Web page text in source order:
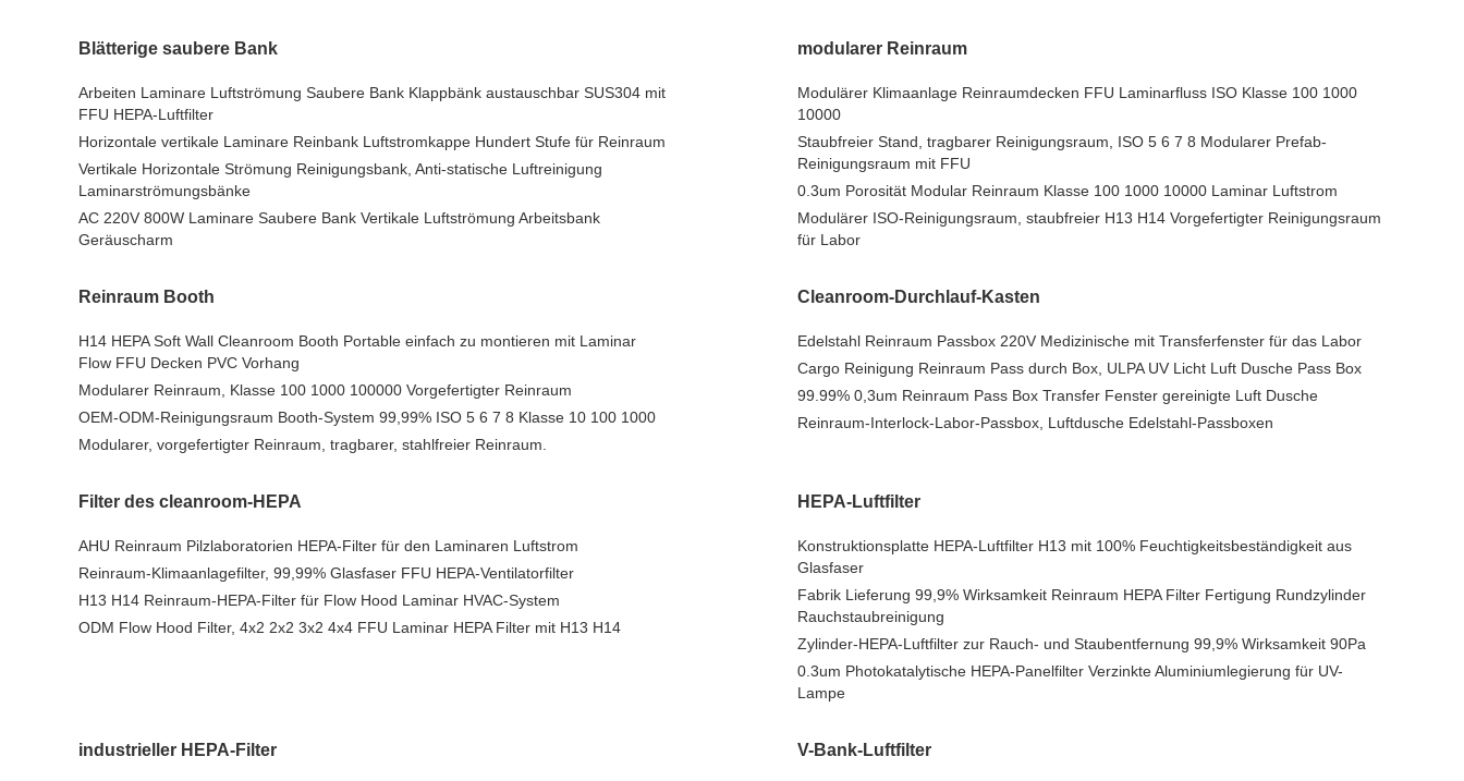
Blätterige saubere Bank
Arbeiten Laminare Luftströmung Saubere Bank Klappbänk austauschbar SUS304 mit
FFU HEPA-Luftfilter
Horizontale vertikale Laminare Reinbank Luftstromkappe Hundert Stufe für Reinraum
Vertikale Horizontale Strömung Reinigungsbank, Anti-statische Luftreinigung
Laminarströmungsbänke
AC 220V 800W Laminare Saubere Bank Vertikale Luftströmung Arbeitsbank
Geräuscharm
modularer Reinraum
Modulärer Klimaanlage Reinraumdecken FFU Laminarfluss ISO Klasse 100 1000
10000
Staubfreier Stand, tragbarer Reinigungsraum, ISO 5 6 7 8 Modularer Prefab-
Reinigungsraum mit FFU
0.3um Porosität Modular Reinraum Klasse 100 1000 10000 Laminar Luftstrom
Modulärer ISO-Reinigungsraum, staubfreier H13 H14 Vorgefertigter Reinigungsraum
für Labor
Reinraum Booth
H14 HEPA Soft Wall Cleanroom Booth Portable einfach zu montieren mit Laminar
Flow FFU Decken PVC Vorhang
Modularer Reinraum, Klasse 100 1000 100000 Vorgefertigter Reinraum
OEM-ODM-Reinigungsraum Booth-System 99,99% ISO 5 6 7 8 Klasse 10 100 1000
Modularer, vorgefertigter Reinraum, tragbarer, stahlfreier Reinraum.
Cleanroom-Durchlauf-Kasten
Edelstahl Reinraum Passbox 220V Medizinische mit Transferfenster für das Labor
Cargo Reinigung Reinraum Pass durch Box, ULPA UV Licht Luft Dusche Pass Box
99.99% 0,3um Reinraum Pass Box Transfer Fenster gereinigte Luft Dusche
Reinraum-Interlock-Labor-Passbox, Luftdusche Edelstahl-Passboxen
Filter des cleanroom-HEPA
AHU Reinraum Pilzlaboratorien HEPA-Filter für den Laminaren Luftstrom
Reinraum-Klimaanlagefilter, 99,99% Glasfaser FFU HEPA-Ventilatorfilter
H13 H14 Reinraum-HEPA-Filter für Flow Hood Laminar HVAC-System
ODM Flow Hood Filter, 4x2 2x2 3x2 4x4 FFU Laminar HEPA Filter mit H13 H14
HEPA-Luftfilter
Konstruktionsplatte HEPA-Luftfilter H13 mit 100% Feuchtigkeitsbeständigkeit aus
Glasfaser
Fabrik Lieferung 99,9% Wirksamkeit Reinraum HEPA Filter Fertigung Rundzylinder
Rauchstaubreinigung
Zylinder-HEPA-Luftfilter zur Rauch- und Staubentfernung 99,9% Wirksamkeit 90Pa
0.3um Photokatalytische HEPA-Panelfilter Verzinkte Aluminiumlegierung für UV-
Lampe
industrieller HEPA-Filter V-Bank-Luftfilter